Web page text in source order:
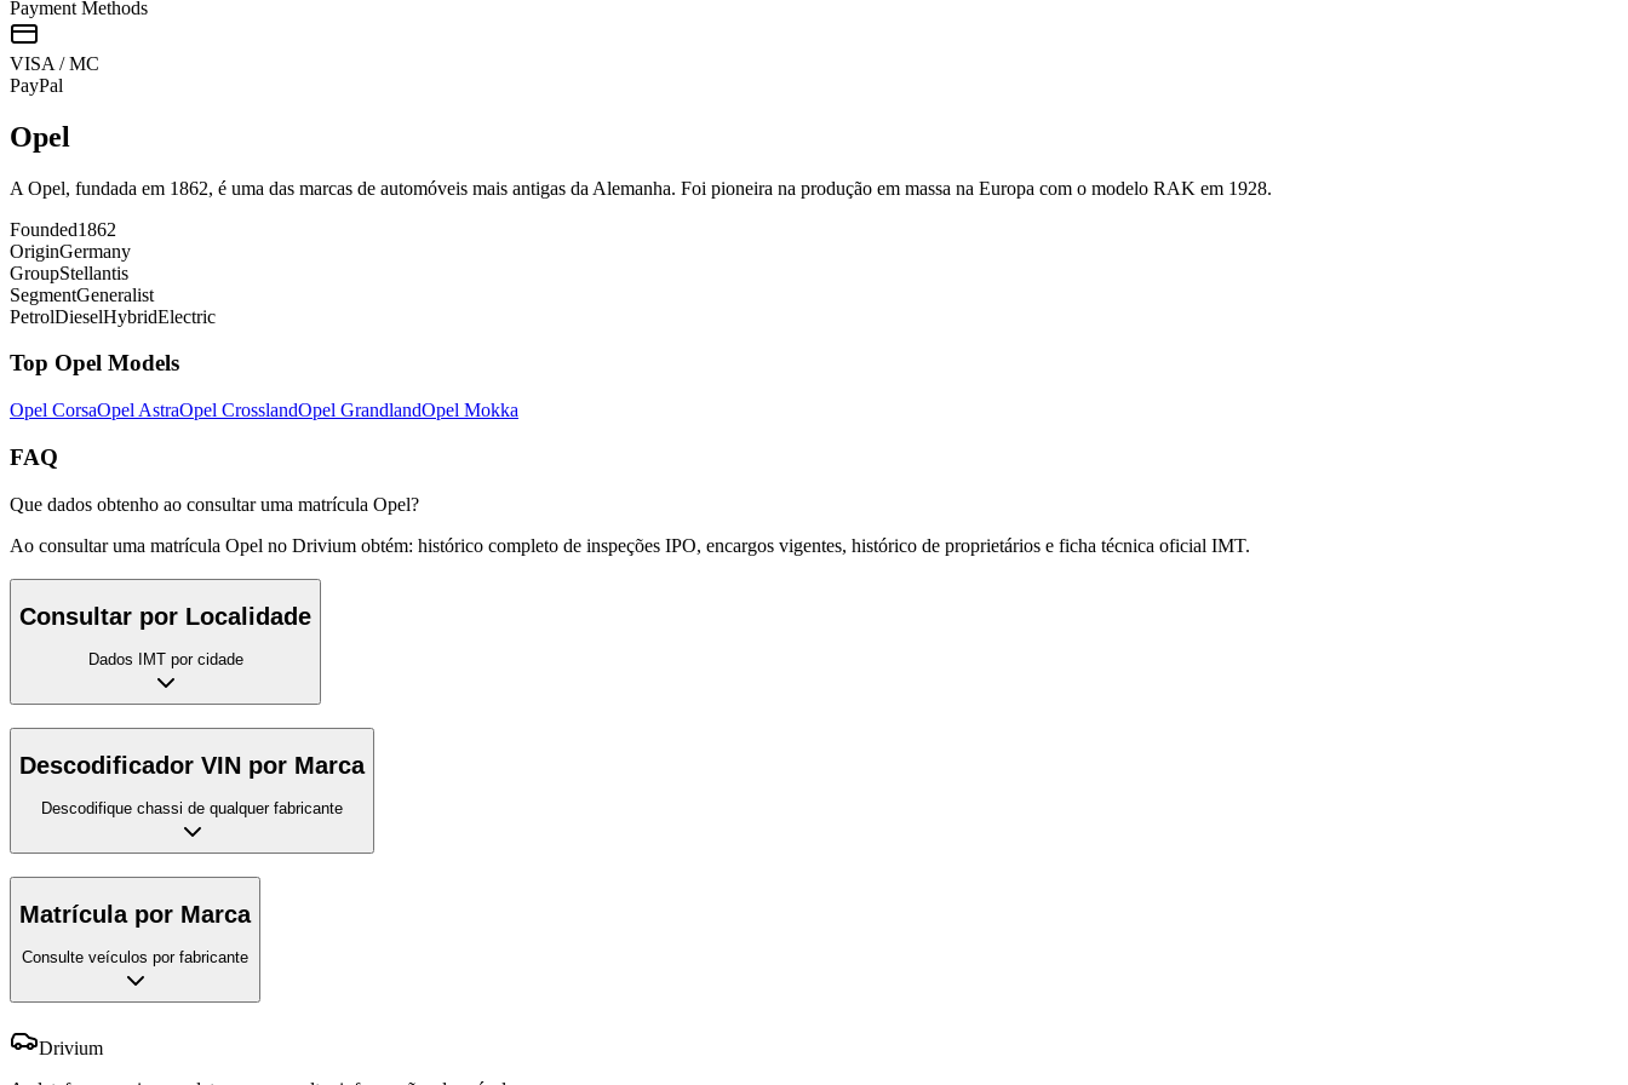
Payment Methods
VISA / MC
PayPal
Opel
A Opel, fundada em 1862, é uma das marcas de automóveis mais antigas da Alemanha. Foi pioneira na produção em massa na Europa com o modelo RAK em 1928.
Founded1862
OriginGermany
GroupStellantis
SegmentGeneralist
PetrolDieselHybridElectric
Top Opel Models
Opel CorsaOpel AstraOpel CrosslandOpel GrandlandOpel Mokka
FAQ
Que dados obtenho ao consultar uma matrícula Opel?
Ao consultar uma matrícula Opel no Drivium obtém: histórico completo de inspeções IPO, encargos vigentes, histórico de proprietários e ficha técnica oficial IMT.
Consultar por Localidade
Dados IMT por cidade
Descodificador VIN por Marca
Descodifique chassi de qualquer fabricante
Matrícula por Marca
Consulte veículos por fabricante
Drivium